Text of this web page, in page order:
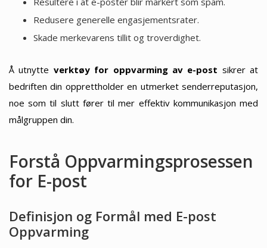
Redusere generelle engasjementsrater.
Skade merkevarens tillit og troverdighet.
Å utnytte verktøy for oppvarming av e-post sikrer at
bedriften din opprettholder en utmerket senderreputasjon,
noe som til slutt fører til mer effektiv kommunikasjon med
målgruppen din.
Forstå Oppvarmingsprosessen
for E-post
Definisjon og Formål med E-post
Oppvarming